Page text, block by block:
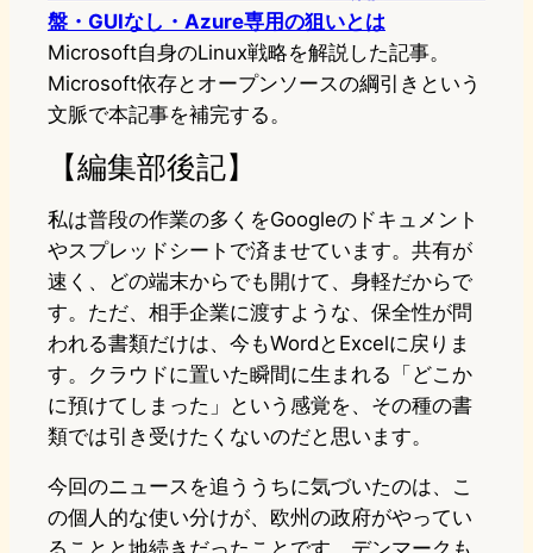
盤・GUIなし・Azure専用の狙いとは
Microsoft自身のLinux戦略を解説した記事。
Microsoft依存とオープンソースの綱引きという
文脈で本記事を補完する。
【編集部後記】
私は普段の作業の多くをGoogleのドキュメント
やスプレッドシートで済ませています。共有が
速く、どの端末からでも開けて、身軽だからで
す。ただ、相手企業に渡すような、保全性が問
われる書類だけは、今もWordとExcelに戻りま
す。クラウドに置いた瞬間に生まれる「どこか
に預けてしまった」という感覚を、その種の書
類では引き受けたくないのだと思います。
今回のニュースを追ううちに気づいたのは、こ
の個人的な使い分けが、欧州の政府がやってい